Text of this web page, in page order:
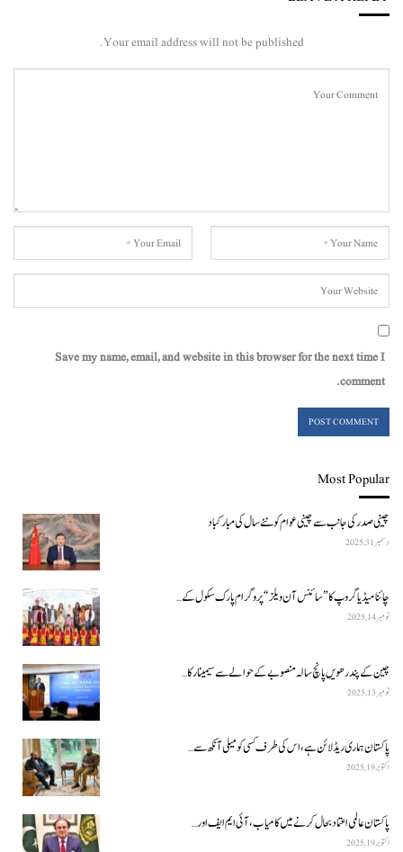
Your email address will not be published.
Save my name, email, and website in this browser for the next time I
comment.
Most Popular
چینی صدر کی جانب سے چینی عوام کو نئے سال کی مبارکباد
دسمبر 31, 2025
چائنا میڈیا گروپ کا ”سائنس آن ویلز“ پروگرام پارک سکول کے…
نومبر 14, 2025
چین کے پندرھویں پانچ سالہ منصوبے کے حوالے سے سیمینار کا…
نومبر 13, 2025
پاکستان ہماری ریڈ لائن ہے، اس کی طرف کسی کو میلی آنکھ سے…
اکتوبر 19, 2025
پاکستان عالمی اعتماد بحال کرنے میں کامیاب، آئی ایم ایف اور…
اکتوبر 19, 2025